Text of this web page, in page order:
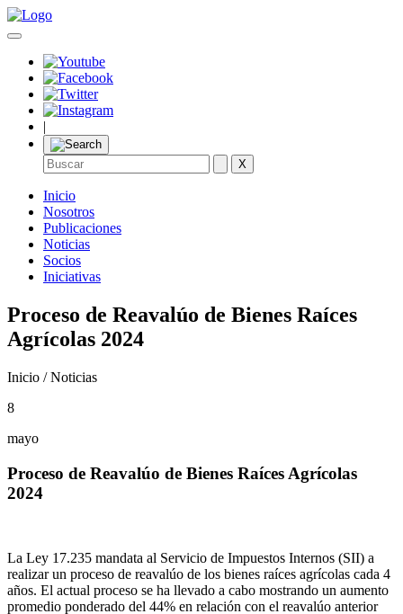
|
X
Inicio
Nosotros
Publicaciones
Noticias
Socios
Iniciativas
Proceso de Reavalúo de Bienes Raíces
Agrícolas 2024
Inicio / Noticias
8
mayo
Proceso de Reavalúo de Bienes Raíces Agrícolas
2024
La Ley 17.235 mandata al Servicio de Impuestos Internos (SII) a
realizar un proceso de reavalúo de los bienes raíces agrícolas cada 4
años. El actual proceso se ha llevado a cabo mostrando un aumento
promedio ponderado del 44% en relación con el reavalúo anterior